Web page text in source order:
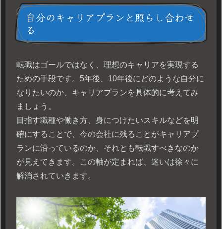
自分のキャリアプランと照らし合わせ
る
転職はゴールではなく、理想のキャリアを実現する
ための手段です。5年後、10年後にどのような自分に
なりたいのか、キャリアプランを具体的に考えてみ
ましょう。
目指す職種や働き方、身につけたいスキルなどを明
確にすることで、今の会社に残ることがキャリアプ
ランに沿っているのか、それとも転職すべきなのか
が見えてきます。この軸が定まれば、迷いは徐々に
解消されていきます。